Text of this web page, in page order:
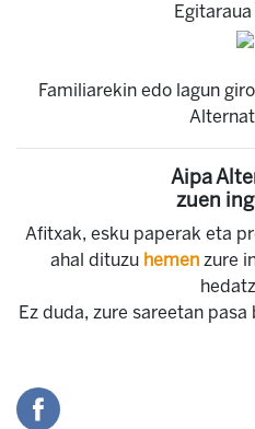
Familiarekin edo lagun
Aipa
zuen
Afitxak, esku paperak eta
ahal dituzu hemen zure
Ez duda, zure sareetan